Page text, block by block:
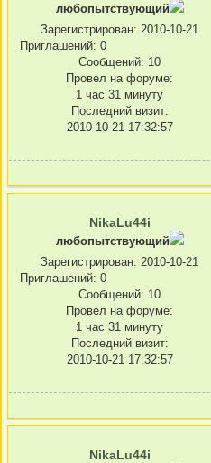
любопытствующий
Зарегистрирован: 2010-10-21
Приглашений: 0
Сообщений: 10
Провел на форуме:
1 час 31 минуту
Последний визит:
2010-10-21 17:32:57
NikaLu44i
любопытствующий
Зарегистрирован: 2010-10-21
Приглашений: 0
Сообщений: 10
Провел на форуме:
1 час 31 минуту
Последний визит:
2010-10-21 17:32:57
NikaLu44i